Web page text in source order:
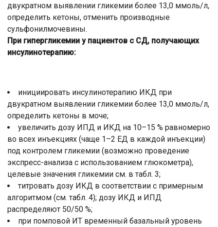
двукратном выявлении гликемии более 13,0 ммоль/л,
определить кетоны, отменить производные
сульфонилмочевины.
При гипергликемии у пациентов с СД, получающих
инсулинотерапию:
инициировать инсулинотерапию ИКД при
двукратном выявлении гликемии более 13,0 ммоль/л,
определить кетоны в моче;
увеличить дозу ИПД и ИКД на 10–15 % равномерно
во всех инъекциях (чаще 1–2 ЕД в каждой инъекции)
под контролем гликемии (возможно проведение
экспресс-анализа с использованием глюкометра),
целевые значения гликемии см. в табл. 3;
титровать дозу ИКД в соответствии с примерным
алгоритмом (см. табл. 4); дозу ИКД и ИПД
распределяют 50/50 %;
при помповой ИТ временный базальный уровень